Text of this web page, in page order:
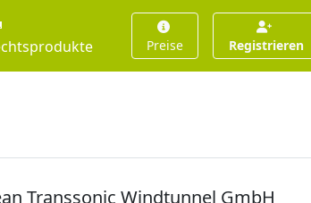
Preise Registrieren
Transsonic Windtunnel GmbH